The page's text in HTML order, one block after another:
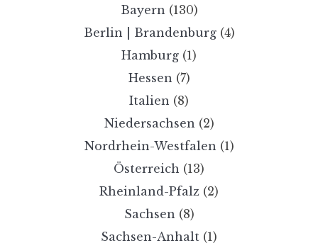
Bayern (130)
Berlin | Brandenburg(4)
Hamburg (1)
Hessen (7)
Italien (8)
Niedersachsen (2)
Nordrhein-Westfalen (1)
Österreich (13)
Rheinland-Pfalz (2)
Sachsen (8)
Sachsen-Anhalt (1)